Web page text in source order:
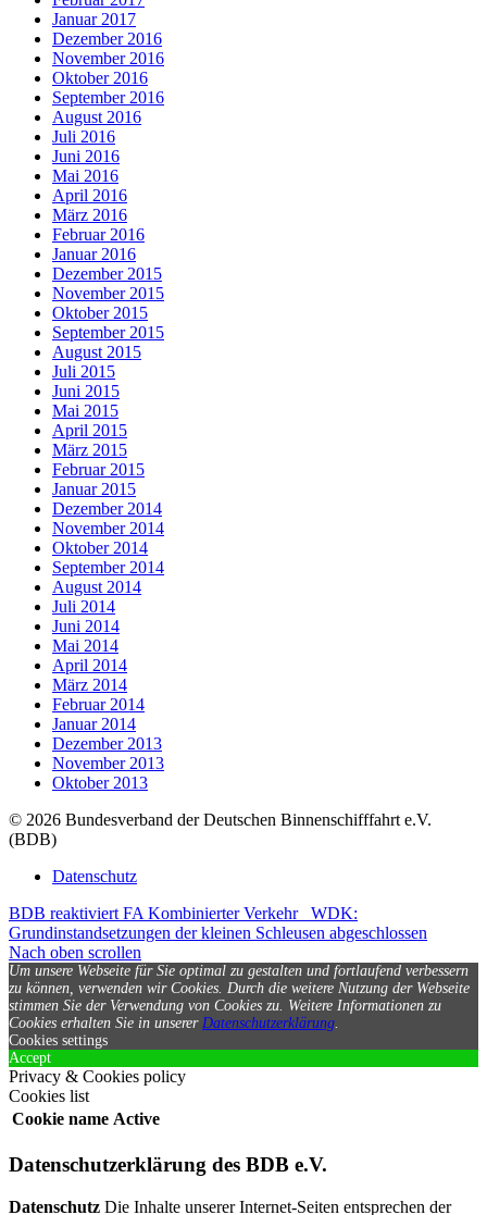
Januar 2017
Dezember 2016
November 2016
Oktober 2016
September 2016
August 2016
Juli 2016
Juni 2016
Mai 2016
April 2016
März 2016
Februar 2016
Januar 2016
Dezember 2015
November 2015
Oktober 2015
September 2015
August 2015
Juli 2015
Juni 2015
Mai 2015
April 2015
März 2015
Februar 2015
Januar 2015
Dezember 2014
November 2014
Oktober 2014
September 2014
August 2014
Juli 2014
Juni 2014
Mai 2014
April 2014
März 2014
Februar 2014
Januar 2014
Dezember 2013
November 2013
Oktober 2013
© 2026 Bundesverband der Deutschen Binnenschifffahrt e.V.
(BDB)
Datenschutz
BDB reaktiviert FA Kombinierter Verkehr
WDK:
Grundinstandsetzungen der kleinen Schleusen abgeschlossen
Nach oben scrollen
Um unsere Webseite für Sie optimal zu gestalten und fortlaufend verbessern
zu können, verwenden wir Cookies. Durch die weitere Nutzung der Webseite
stimmen Sie der Verwendung von Cookies zu. Weitere Informationen zu
Cookies erhalten Sie in unserer Datenschutzerklärung.
Cookies settings
Accept
Privacy & Cookies policy
Cookies list
Cookie name Active
Datenschutzerklärung des BDB e.V.
Datenschutz Die Inhalte unserer Internet-Seiten entsprechen der